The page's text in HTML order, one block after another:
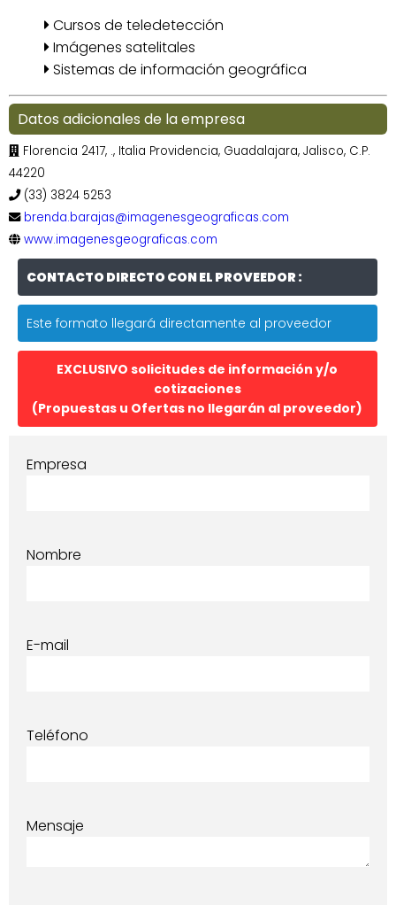
Cursos de teledetección
Imágenes satelitales
Sistemas de información geográfica
Datos adicionales de la empresa
Florencia 2417, ., Italia Providencia, Guadalajara, Jalisco, C.P.
44220
(33) 3824 5253
brenda.barajas@imagenesgeograficas.com
www.imagenesgeograficas.com
CONTACTO DIRECTO CON EL PROVEEDOR :
Este formato llegará directamente al proveedor
EXCLUSIVO solicitudes de información y/o
cotizaciones
(Propuestas u Ofertas no llegarán al proveedor)
Empresa
Nombre
E-mail
Teléfono
Mensaje